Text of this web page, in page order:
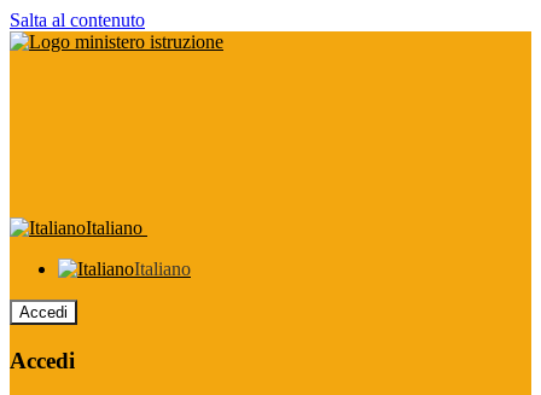
Salta al contenuto
Italiano
Italiano
Accedi
Accedi